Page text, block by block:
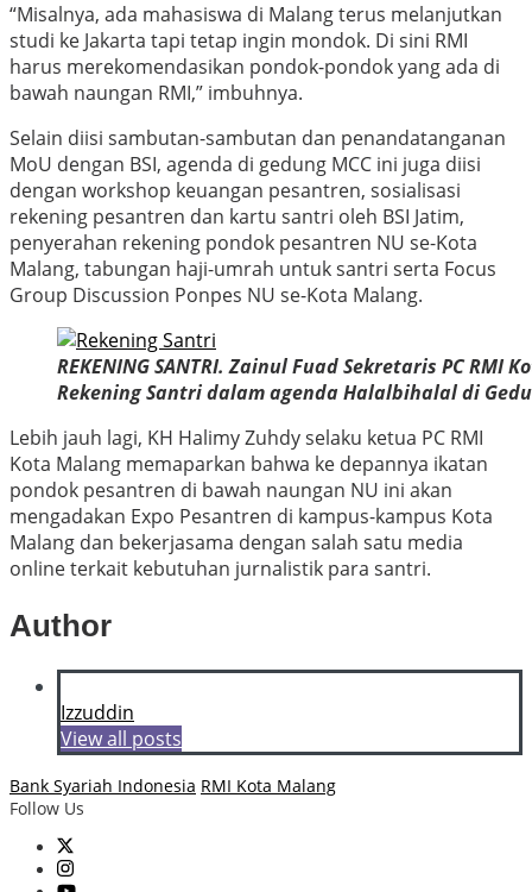
“Misalnya, ada mahasiswa di Malang terus melanjutkan
studi ke Jakarta tapi tetap ingin mondok. Di sini RMI
harus merekomendasikan pondok-pondok yang ada di
bawah naungan RMI,” imbuhnya.
Selain diisi sambutan-sambutan dan penandatanganan
MoU dengan BSI, agenda di gedung MCC ini juga diisi
dengan workshop keuangan pesantren, sosialisasi
rekening pesantren dan kartu santri oleh BSI Jatim,
penyerahan rekening pondok pesantren NU se-Kota
Malang, tabungan haji-umrah untuk santri serta Focus
Group Discussion Ponpes NU se-Kota Malang.
REKENING SANTRI. Zainul Fuad Sekretaris PC
Rekening Santri dalam agenda Halalbihalal di
Lebih jauh lagi, KH Halimy Zuhdy selaku ketua PC RMI
Kota Malang memaparkan bahwa ke depannya ikatan
pondok pesantren di bawah naungan NU ini akan
mengadakan Expo Pesantren di kampus-kampus Kota
Malang dan bekerjasama dengan salah satu media
online terkait kebutuhan jurnalistik para santri.
Author
Izzuddin
View all posts
Bank Syariah Indonesia RMI Kota Malang
Follow Us